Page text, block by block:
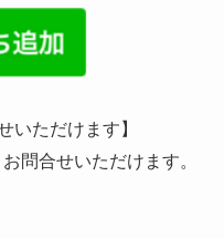
いただけます】
問合せいただけます。